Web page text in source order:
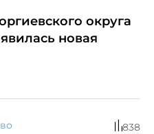
округа
новая
838